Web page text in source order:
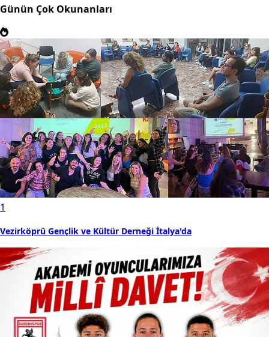
Günün Çok Okunanları
1
Vezirköprü Gençlik ve Kültür Derneği İtalya'da